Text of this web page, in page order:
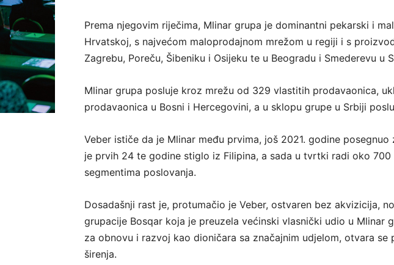
Prema njegovim riječima, Mlinar grupa je dominantni pekarski i
Hrvatskoj, s najvećom maloprodajnom mrežom u regiji i s
Zagrebu, Poreču, Šibeniku i Osijeku te u Beogradu i Smederevu u
Mlinar grupa posluje kroz mrežu od 329 vlastitih prodavaonica,
prodavaonica u Bosni i Hercegovini, a u sklopu grupe u Srbiji
Veber ističe da je Mlinar među prvima, još 2021. godine posegnuo
je prvih 24 te godine stiglo iz Filipina, a sada u tvrtki radi oko 700
segmentima poslovanja.
Dosadašnji rast je, protumačio je Veber, ostvaren bez akvizicija,
grupacije Bosqar koja je preuzela većinski vlasnički udio u Mlinar
za obnovu i razvoj kao dioničara sa značajnim udjelom, otvara
širenja.